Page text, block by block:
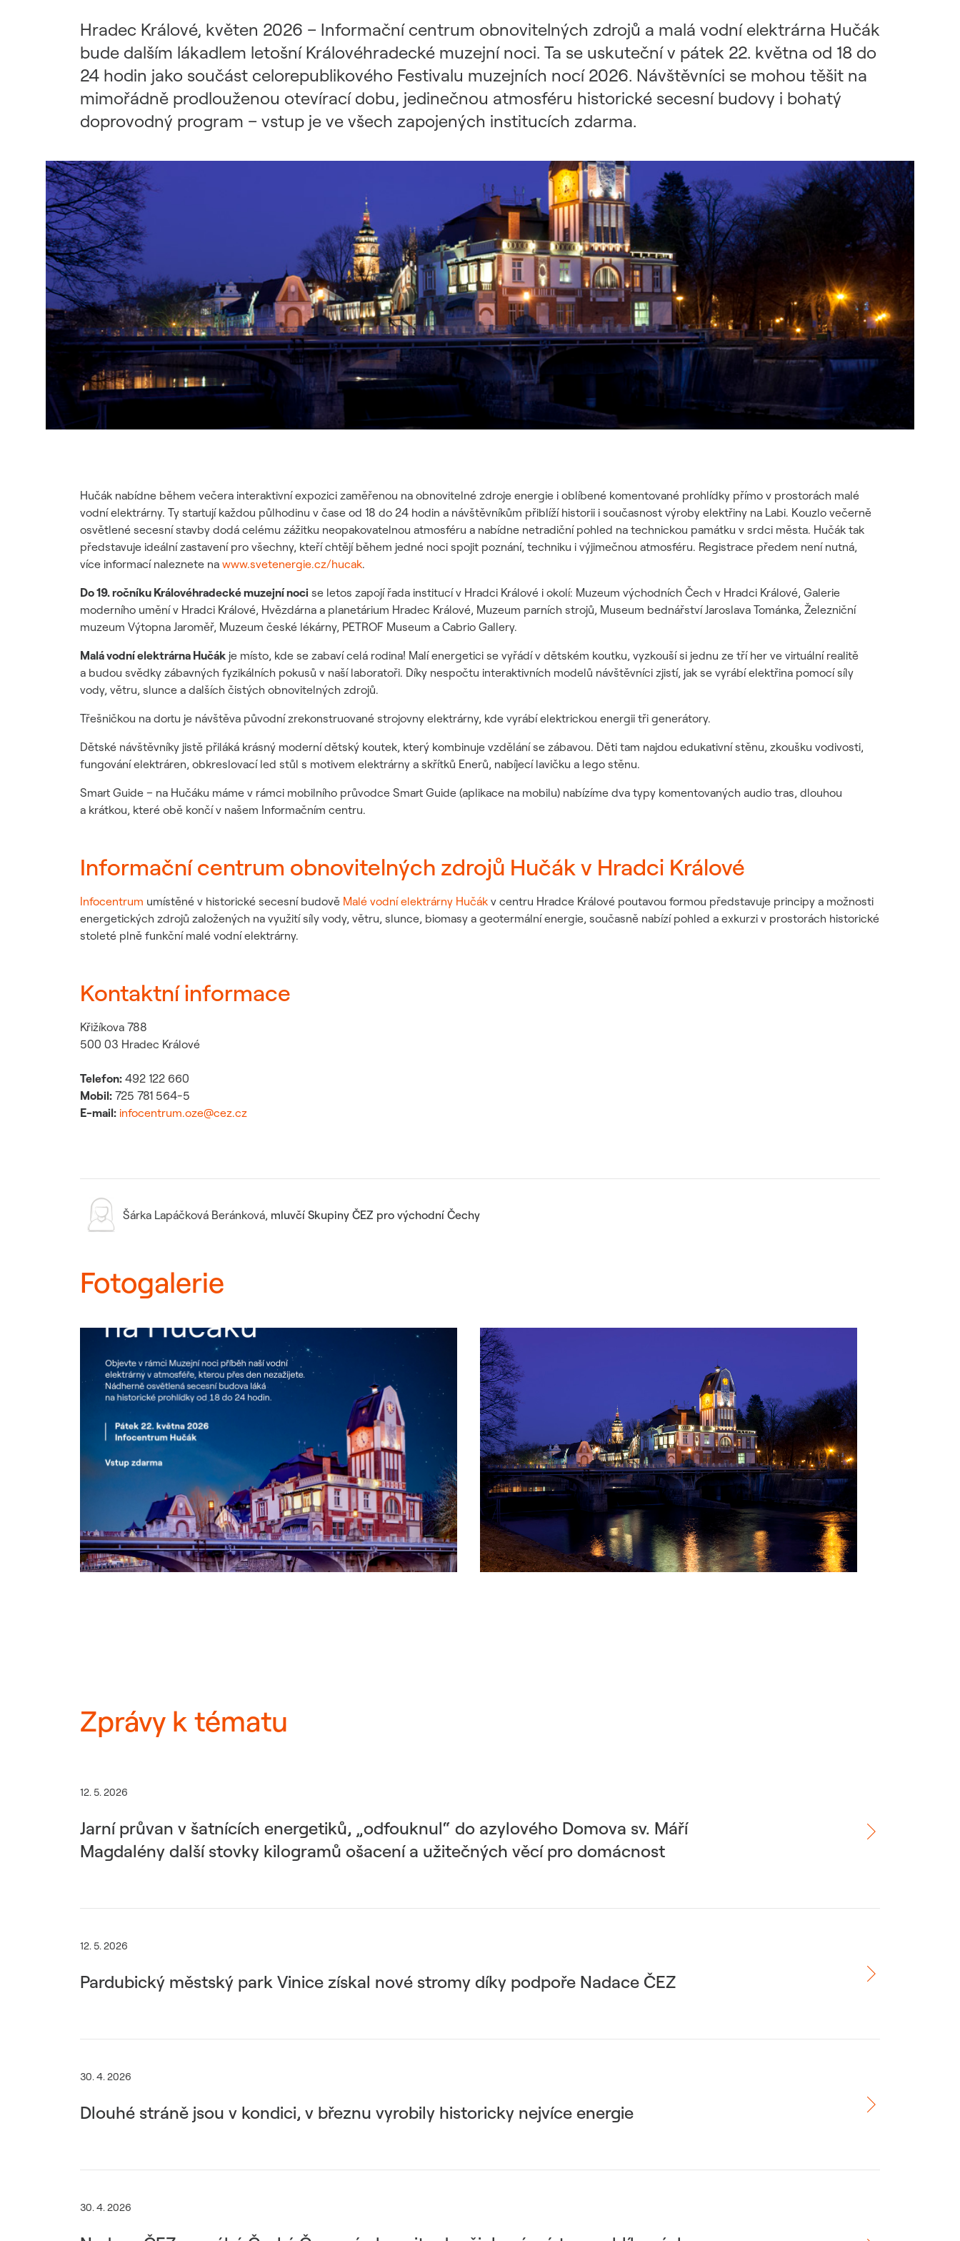
řetězec / ESG dotazník
Hradec Králové, květen 2026 – Informační centrum obnovitelných zdrojů a malá vodní elektrárna Hučák
bude dalším lákadlem letošní Královéhradecké muzejní noci. Ta se uskuteční v pátek 22. května od 18 do
24 hodin jako součást celorepublikového Festivalu muzejních nocí 2026. Návštěvníci se mohou těšit na
mimořádně prodlouženou otevírací dobu, jedinečnou atmosféru historické secesní budovy i bohatý
doprovodný program – vstup je ve všech zapojených institucích zdarma.
Hučák nabídne během večera interaktivní expozici zaměřenou na obnovitelné zdroje energie i oblíbené komentované prohlídky přímo v prostorách malé
vodní elektrárny. Ty startují každou půlhodinu v čase od 18 do 24 hodin a návštěvníkům přiblíží historii i současnost výroby elektřiny na Labi. Kouzlo večerně
osvětlené secesní stavby dodá celému zážitku neopakovatelnou atmosféru a nabídne netradiční pohled na technickou památku v srdci města. Hučák tak
představuje ideální zastavení pro všechny, kteří chtějí během jedné noci spojit poznání, techniku i výjimečnou atmosféru. Registrace předem není nutná,
více informací naleznete na www.svetenergie.cz/hucak.
Do 19. ročníku Královéhradecké muzejní noci se letos zapojí řada institucí v Hradci Králové i okolí: Muzeum východních Čech v Hradci Králové, Galerie
moderního umění v Hradci Králové, Hvězdárna a planetárium Hradec Králové, Muzeum parních strojů, Museum bednářství Jaroslava Tománka, Železniční
muzeum Výtopna Jaroměř, Muzeum české lékárny, PETROF Museum a Cabrio Gallery.
Malá vodní elektrárna Hučák je místo, kde se zabaví celá rodina! Malí energetici se vyřádí v dětském koutku, vyzkouší si jednu ze tří her ve virtuální realitě
a budou svědky zábavných fyzikálních pokusů v naší laboratoři. Díky nespočtu interaktivních modelů návštěvníci zjistí, jak se vyrábí elektřina pomocí síly
vody, větru, slunce a dalších čistých obnovitelných zdrojů.
Třešničkou na dortu je návštěva původní zrekonstruované strojovny elektrárny, kde vyrábí elektrickou energii tři generátory.
Dětské návštěvníky jistě přiláká krásný moderní dětský koutek, který kombinuje vzdělání se zábavou. Děti tam najdou edukativní stěnu, zkoušku vodivosti,
fungování elektráren, obkreslovací led stůl s motivem elektrárny a skřítků Enerů, nabíjecí lavičku a lego stěnu.
Smart Guide – na Hučáku máme v rámci mobilního průvodce Smart Guide (aplikace na mobilu) nabízíme dva typy komentovaných audio tras, dlouhou
a krátkou, které obě končí v našem Informačním centru.
Informační centrum obnovitelných zdrojů Hučák v Hradci Králové
Infocentrum umístěné v historické secesní budově Malé vodní elektrárny Hučák v centru Hradce Králové poutavou formou představuje principy a možnosti
energetických zdrojů založených na využití síly vody, větru, slunce, biomasy a geotermální energie, současně nabízí pohled a exkurzi v prostorách historické
stoleté plně funkční malé vodní elektrárny.
Kontaktní informace
Křižíkova 788
500 03 Hradec Králové
Telefon: 492 122 660
Mobil: 725 781 564-5
E-mail: infocentrum.oze@cez.cz
Šárka Lapáčková Beránková, mluvčí Skupiny ČEZ pro východní Čechy
Fotogalerie
Zprávy k tématu
12. 5. 2026
Jarní průvan v šatnících energetiků, „odfouknul“ do azylového Domova sv. Máří
Magdalény další stovky kilogramů ošacení a užitečných věcí pro domácnost
12. 5. 2026
Pardubický městský park Vinice získal nové stromy díky podpoře Nadace ČEZ
30. 4. 2026
Dlouhé stráně jsou v kondici, v březnu vyrobily historicky nejvíce energie
30. 4. 2026